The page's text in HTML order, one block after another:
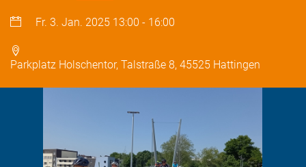
Fr. 3. Jan. 2025 13:00 - 16:00
Parkplatz Holschentor, Talstraße 8, 45525 Hattingen